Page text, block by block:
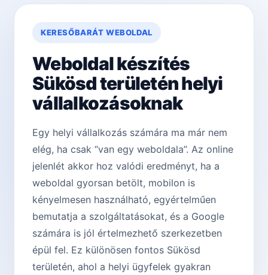
KERESŐBARÁT WEBOLDAL
Weboldal készítés
Sükösd területén helyi
vállalkozásoknak
Egy helyi vállalkozás számára ma már nem
elég, ha csak “van egy weboldala”. Az online
jelenlét akkor hoz valódi eredményt, ha a
weboldal gyorsan betölt, mobilon is
kényelmesen használható, egyértelműen
bemutatja a szolgáltatásokat, és a Google
számára is jól értelmezhető szerkezetben
épül fel. Ez különösen fontos Sükösd
területén, ahol a helyi ügyfelek gyakran